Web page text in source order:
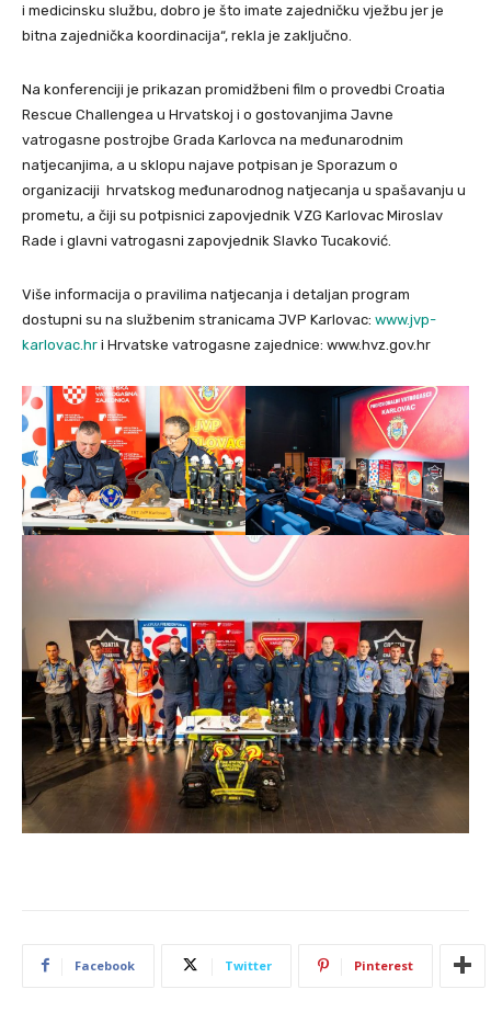
i medicinsku službu, dobro je što imate zajedničku vježbu jer je
bitna zajednička koordinacija“, rekla je zaključno.
Na konferenciji je prikazan promidžbeni film o provedbi Croatia
Rescue Challengea u Hrvatskoj i o gostovanjima Javne
vatrogasne postrojbe Grada Karlovca na međunarodnim
natjecanjima, a u sklopu najave potpisan je Sporazum o
organizaciji hrvatskog međunarodnog natjecanja u spašavanju u
prometu, a čiji su potpisnici zapovjednik VZG Karlovac Miroslav
Rade i glavni vatrogasni zapovjednik Slavko Tucaković.
Više informacija o pravilima natjecanja i detaljan program
dostupni su na službenim stranicama JVP Karlovac: www.jvp-
karlovac.hr i Hrvatske vatrogasne zajednice: www.hvz.gov.hr
Facebook Twitter Pinterest